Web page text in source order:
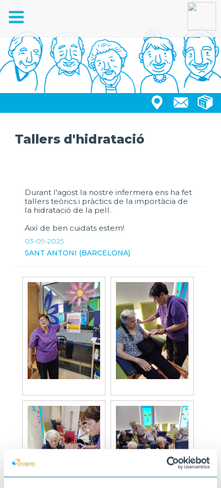
Toggle
navigation
Tallers d'hidratació
Durant l'agost la nostre infermera ens ha fet
tallers teòrics i pràctics de la importàcia de
la hidratació de la pell.
Així de ben cuidats estem!
03-09-2025
SANT ANTONI (BARCELONA)